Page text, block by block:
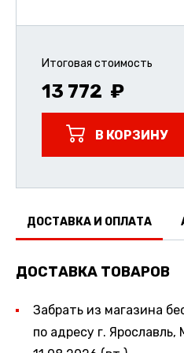
Итоговая стоимость
13 772
В КОРЗИНУ
ДОСТАВКА И ОПЛАТА
ДОСТАВКА ТОВАРОВ
Забрать из магазина
по адресу г.